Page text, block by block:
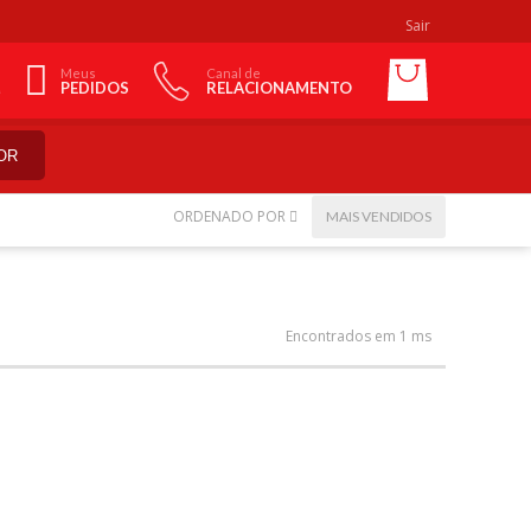
Sair
Meus
PEDIDOS
Canal de
RELACIONAMENTO
ORDENADO POR MAIS VENDIDOS
Encontrados em 1 ms